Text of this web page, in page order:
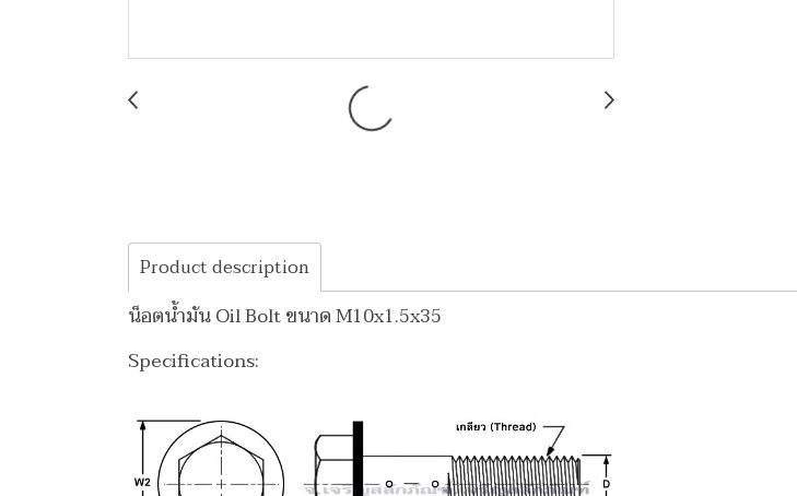
Product description
น็อตน้ำมัน Oil Bolt ขนาด M10x1.5x35
Specifications: